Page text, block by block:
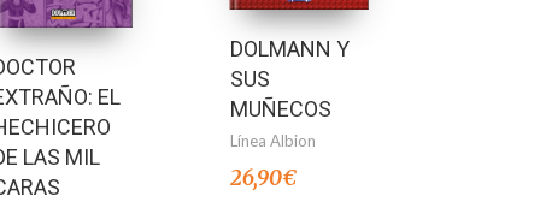
EL
LAS MIL
DOLMANN Y
SUS
MUÑECOS
Línea Albion
26,90€